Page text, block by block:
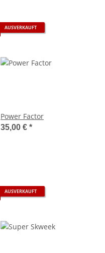
AUSVERKAUFT
Power Factor
35,00 € *
AUSVERKAUFT